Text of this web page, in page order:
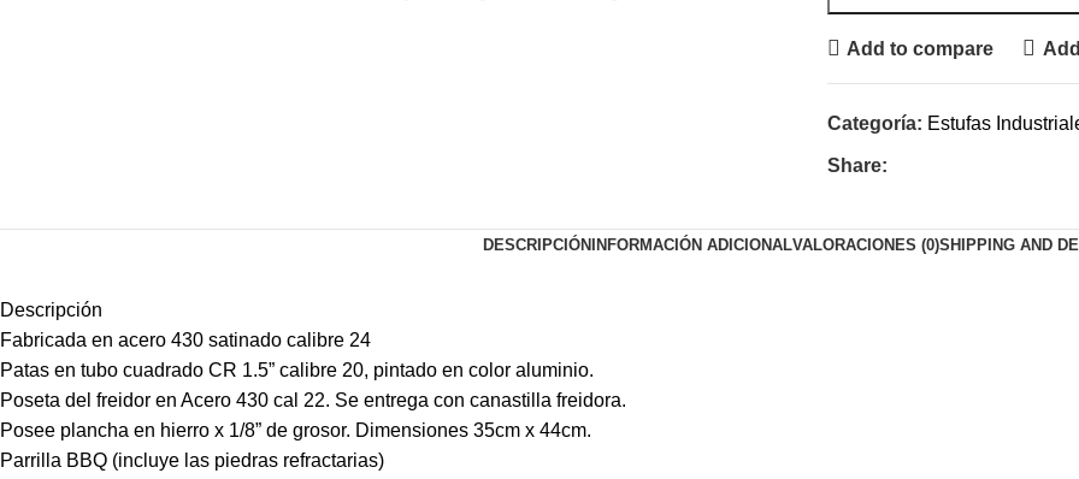
Add to compare
Categoría: Estufas
Share:
DESCRIPCIÓN INFORMACIÓN ADICIONALVALORACIONES (0)SHIPPING AND
Descripción
Fabricada en acero 430 satinado calibre 24
Patas en tubo cuadrado CR 1.5” calibre 20, pintado en color aluminio.
Poseta del freidor en Acero 430 cal 22. Se entrega con canastilla freidora.
Posee plancha en hierro x 1/8” de grosor. Dimensiones 35cm x 44cm.
Parrilla BBQ (incluye las piedras refractarias)